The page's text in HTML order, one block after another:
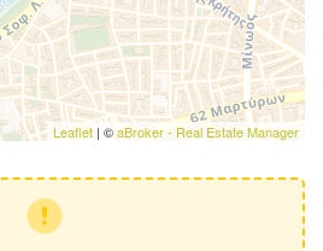
Leaflet | ©aBroker - Real Estate Manager